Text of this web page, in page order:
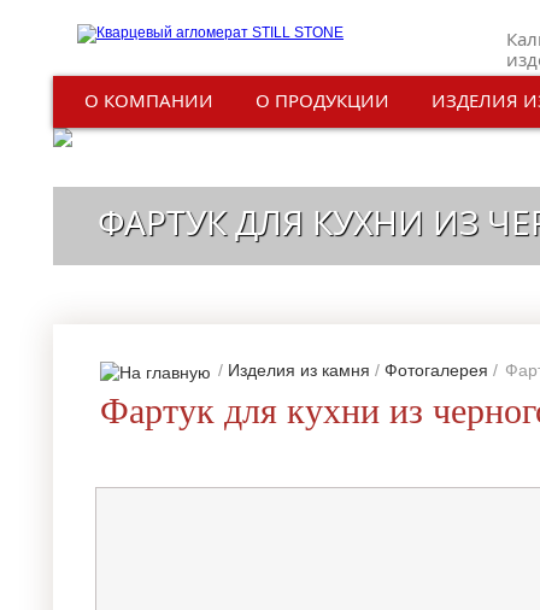
О КОМПАНИИ
О ПРОДУКЦИИ ИЗДЕЛИЯ
ФАРТУК ДЛЯ КУХНИ ИЗ
/ Изделия из камня / Фотогалерея /
Фартук для кухни из